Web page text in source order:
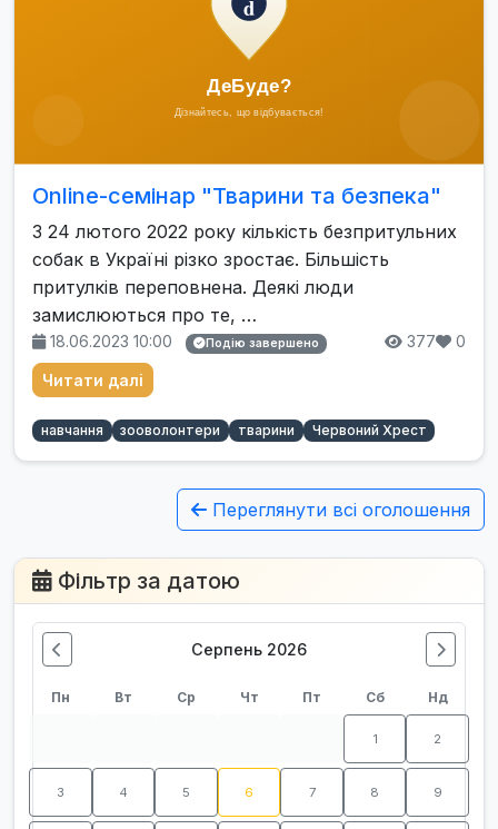
Online-семінар "Тварини та безпека"
З 24 лютого 2022 року кількість безпритульних
собак в Україні різко зростає. Більшість
притулків переповнена. Деякі люди
замислюються про те, …
18.06.2023 10:00 Подію завершено 377 0
Читати далі
навчання зооволонтери тварини Червоний Хрест
Переглянути всі оголошення
Фільтр за датою
Серпень 2026
Пн Вт Ср Чт Пт Сб Нд
1 2
3 4 5 6 7 8 9